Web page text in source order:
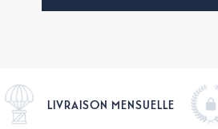
LIVRAISON MENSUELLE